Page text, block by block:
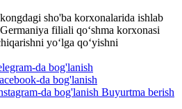
sho'ba korxonalarida ishlab
filiali qo‘shma korxonasi
yo‘lga qo‘yishni
da bog'lanish
da bog'lanish
da bog'lanish Buyurtma berish